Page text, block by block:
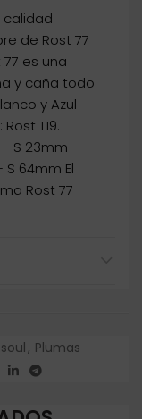
calidad
de Rost 77
es una
y caña todo
y Azul
T19.
S 23mm
64mm El
Rost 77
, Plumas